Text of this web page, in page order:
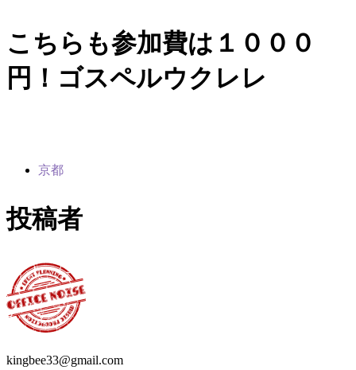
こちらも参加費は１０００
円！ゴスペルウクレレ
京都
投稿者
kingbee33@gmail.com